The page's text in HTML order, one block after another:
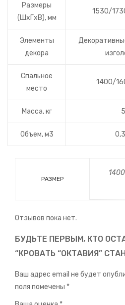
Размеры
(ШхГхВ), мм
1530/
Элементы
декора
Спальное
место
1400/
Масса, кг
Объем, м3
РАЗМЕР
Отзывов пока нет.
БУДЬТЕ ПЕРВЫМ, КТО
“КРОВАТЬ “ОКТАВИЯ”
Ваш адрес email не будет
поля помечены *